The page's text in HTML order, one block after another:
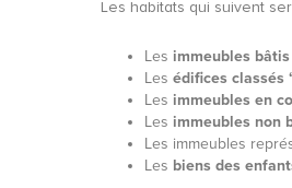
Les habitats qui suivent
Les immeubles bâtis
Les édifices classés
Les immeubles en
Les immeubles non
Les immeubles
Les biens des